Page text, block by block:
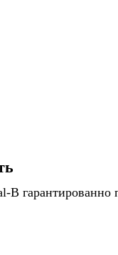
гарантированно